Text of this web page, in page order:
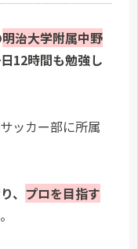
明治大学附属中野
12時間も勉強し
ッカー部に所属
、 プロを目指す